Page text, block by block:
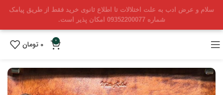
سلام و عرض ادب به علت اختلالات تا اطلاع ثانوی خرید فقط از طریق پیامک
شماره 09352200077 امکان پذیر است.
0
0 تومان